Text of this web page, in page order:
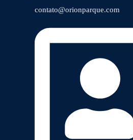
contato@orionparque.com